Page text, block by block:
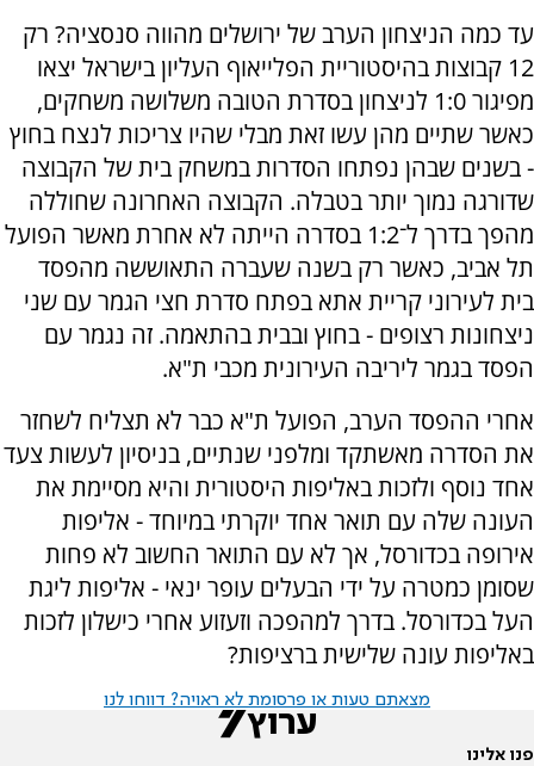
עד כמה הניצחון הערב של ירושלים מהווה סנסציה? רק
12 קבוצות בהיסטוריית הפלייאוף העליון בישראל יצאו
מפיגור 1:0 לניצחון בסדרת הטובה משלושה משחקים,
כאשר שתיים מהן עשו זאת מבלי שהיו צריכות לנצח בחוץ
- בשנים שבהן נפתחו הסדרות במשחק בית של הקבוצה
שדורגה נמוך יותר בטבלה. הקבוצה האחרונה שחוללה
מהפך בדרך ל־1:2 בסדרה הייתה לא אחרת מאשר הפועל
תל אביב, כאשר רק בשנה שעברה התאוששה מהפסד
בית לעירוני קריית אתא בפתח סדרת חצי הגמר עם שני
ניצחונות רצופים - בחוץ ובבית בהתאמה. זה נגמר עם
הפסד בגמר ליריבה העירונית מכבי ת"א.
אחרי ההפסד הערב, הפועל ת"א כבר לא תצליח לשחזר
את הסדרה מאשתקד ומלפני שנתיים, בניסיון לעשות צעד
אחד נוסף ולזכות באליפות היסטורית והיא מסיימת את
העונה שלה עם תואר אחד יוקרתי במיוחד - אליפות
אירופה בכדורסל, אך לא עם התואר החשוב לא פחות
שסומן כמטרה על ידי הבעלים עופר ינאי - אליפות ליגת
העל בכדורסל. בדרך למהפכה וזעזוע אחרי כישלון לזכות
באליפות עונה שלישית ברציפות?
מצאתם טעות או פרסומת לא ראויה? דווחו לנו
פנו אלינו